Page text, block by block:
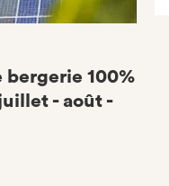
100%
- août -